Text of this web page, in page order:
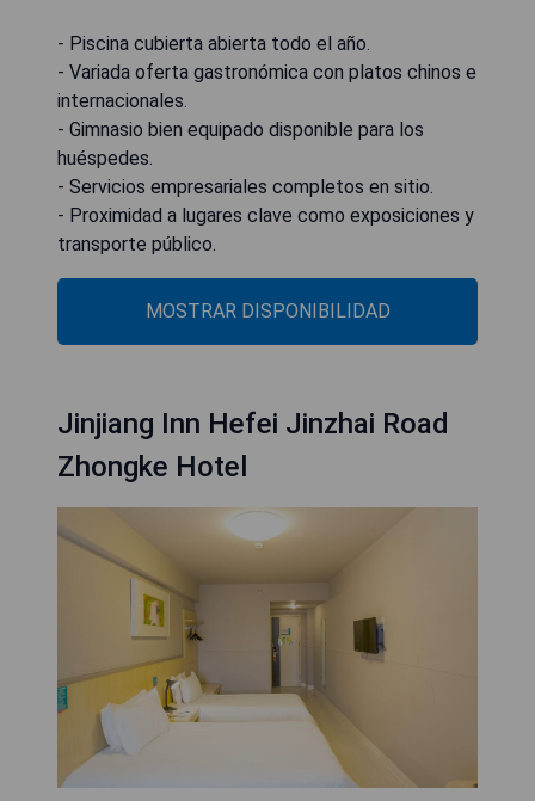
- Piscina cubierta abierta todo el año.
- Variada oferta gastronómica con platos chinos e
internacionales.
- Gimnasio bien equipado disponible para los
huéspedes.
- Servicios empresariales completos en sitio.
- Proximidad a lugares clave como exposiciones y
transporte público.
MOSTRAR DISPONIBILIDAD
Jinjiang Inn Hefei Jinzhai Road
Zhongke Hotel